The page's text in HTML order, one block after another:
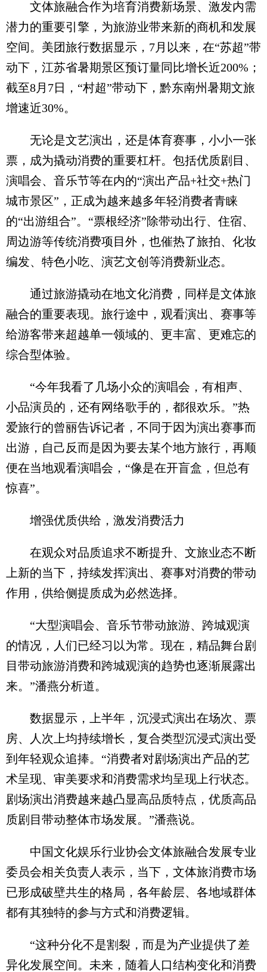
文体旅融合作为培育消费新场景、激发内需
潜力的重要引擎，为旅游业带来新的商机和发展
空间。美团旅行数据显示，7月以来，在“苏超”带
动下，江苏省暑期景区预订量同比增长近200%；
截至8月7日，“村超”带动下，黔东南州暑期文旅
增速近30%。
无论是文艺演出，还是体育赛事，小小一张
票，成为撬动消费的重要杠杆。包括优质剧目、
演唱会、音乐节等在内的“演出产品+社交+热门
城市景区”，正成为越来越多年轻消费者青睐
的“出游组合”。“票根经济”除带动出行、住宿、
周边游等传统消费项目外，也催热了旅拍、化妆
编发、特色小吃、演艺文创等消费新业态。
通过旅游撬动在地文化消费，同样是文体旅
融合的重要表现。旅行途中，观看演出、赛事等
给游客带来超越单一领域的、更丰富、更难忘的
综合型体验。
“今年我看了几场小众的演唱会，有相声、
小品演员的，还有网络歌手的，都很欢乐。”热
爱旅行的曾丽告诉记者，不同于因为演出赛事而
出游，自己反而是因为要去某个地方旅行，再顺
便在当地观看演唱会，“像是在开盲盒，但总有
惊喜”。
增强优质供给，激发消费活力
在观众对品质追求不断提升、文旅业态不断
上新的当下，持续发挥演出、赛事对消费的带动
作用，供给侧提质成为必然选择。
“大型演唱会、音乐节带动旅游、跨城观演
的情况，人们已经习以为常。现在，精品舞台剧
目带动旅游消费和跨城观演的趋势也逐渐展露出
来。”潘燕分析道。
数据显示，上半年，沉浸式演出在场次、票
房、人次上均持续增长，复合类型沉浸式演出受
到年轻观众追捧。“消费者对剧场演出产品的艺
术呈现、审美要求和消费需求均呈现上行状态。
剧场演出消费越来越凸显高品质特点，优质高品
质剧目带动整体市场发展。”潘燕说。
中国文化娱乐行业协会文体旅融合发展专业
委员会相关负责人表示，当下，文体旅消费市场
已形成破壁共生的格局，各年龄层、各地域群体
都有其独特的参与方式和消费逻辑。
“这种分化不是割裂，而是为产业提供了差
异化发展空间。未来，随着人口结构变化和消费